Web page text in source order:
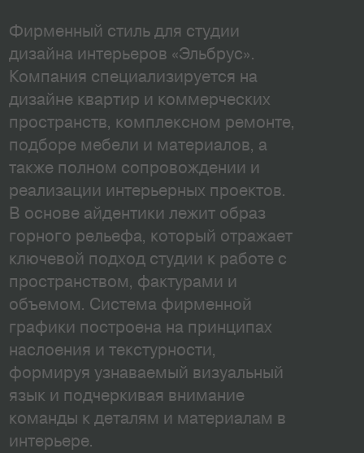
Фирменный стиль для студии
дизайна интерьеров «Эльбрус».
Компания специализируется на
дизайне квартир и коммерческих
пространств, комплексном ремонте,
подборе мебели и материалов, а
также полном сопровождении и
реализации интерьерных проектов.
В основе айдентики лежит образ
горного рельефа, который отражает
ключевой подход студии к работе с
пространством, фактурами и
объемом. Система фирменной
графики построена на принципах
наслоения и текстурности,
формируя узнаваемый визуальный
язык и подчеркивая внимание
команды к деталям и материалам в
интерьере.